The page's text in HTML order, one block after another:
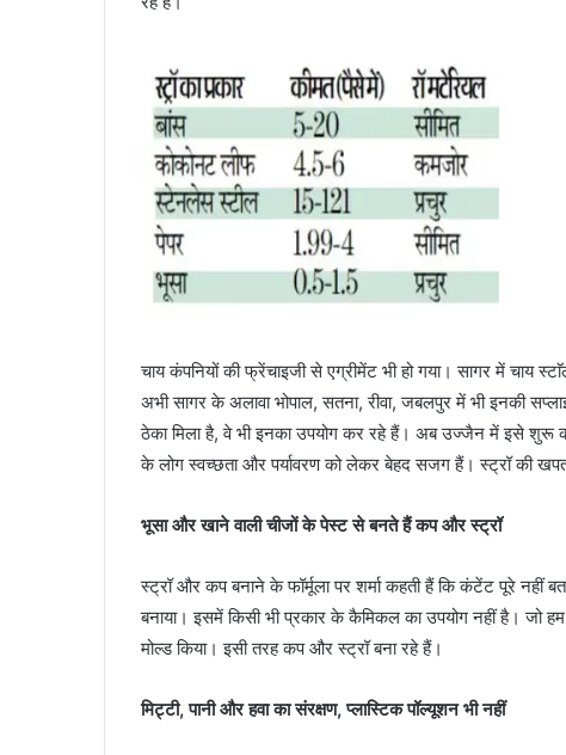
चाय कंपनियों की फ्रेंचाइजी से एग्रीमेंट भी हो गया। सागर में चाय
अभी सागर के अलावा भोपाल, सतना, रीवा, जबलपुर में भी इनकी
ठेका मिला है, वे भी इनका उपयोग कर रहे हैं। अब उज्जैन में इसे शुरू
के लोग स्वच्छता और पर्यावरण को लेकर बेहद सजग हैं। स्ट्रॉ की खपत
भूसा और खाने वाली चीजों के पेस्ट से बनते हैं कप और स्ट्रॉ
स्ट्रॉ और कप बनाने के फॉर्मूला पर शर्मा कहती हैं कि कंटेंट पूरे नहीं
बनाया। इसमें किसी भी प्रकार के कैमिकल का उपयोग नहीं है। जो
मोल्ड किया। इसी तरह कप और स्ट्रॉ बना रहे हैं।
मिट्टी, पानी और हवा का संरक्षण, प्लास्टिक पॉल्यूशन भी नहीं